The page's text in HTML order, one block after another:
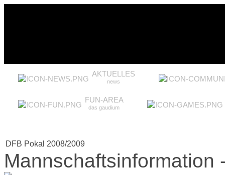
AKTUELLES
news
FUN-AREA
das gaudium
DFB Pokal 2008/2009
Mannschaftsinformation